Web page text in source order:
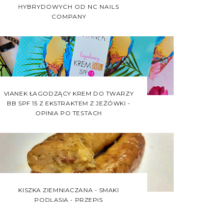
HYBRYDOWYCH OD NC NAILS
COMPANY
VIANEK ŁAGODZĄCY KREM DO TWARZY
BB SPF 15 Z EKSTRAKTEM Z JEŻÓWKI -
OPINIA PO TESTACH
KISZKA ZIEMNIACZANA - SMAKI
PODLASIA - PRZEPIS